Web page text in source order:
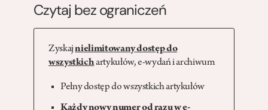
Czytaj bez ograniczeń
Zyskajnielimitowany dostęp do
wszystkichartykułów, e-wydań i archiwum
Pełny dostęp do wszystkich artykułów